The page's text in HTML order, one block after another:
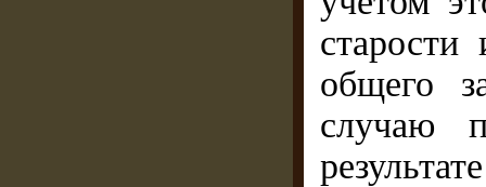
старости
общего
случаю